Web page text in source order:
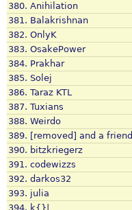
380. Anihilation
381. Balakrishnan
382. OnlyK
383. OsakePower
384. Prakhar
385. Solej
386. Taraz KTL
387. Tuxians
388. Weirdo
389. [removed] and a friend
390. bitzkriegerz
391. codewizzs
392. darkos32
393. julia
394. k{}|_